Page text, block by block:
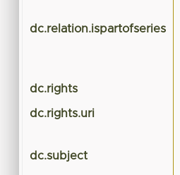
dc.relation.ispartofseries
dc.rights
dc.rights.uri
dc.subject